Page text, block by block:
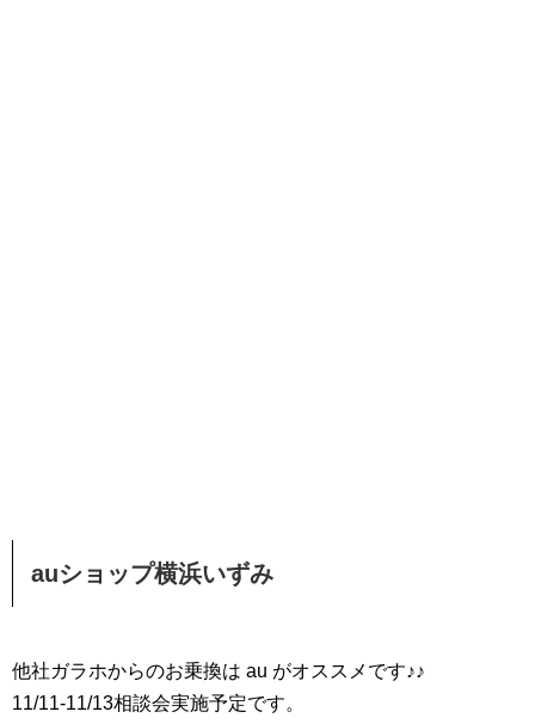
auショップ横浜いずみ
他社ガラホからのお乗換は au がオススメです♪♪
11/11-11/13相談会実施予定です。